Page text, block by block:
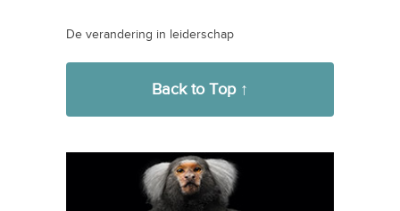
De verandering in leiderschap
Back to Top ↑